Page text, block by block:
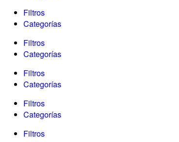
Filtros
Categorías
Filtros
Categorías
Filtros
Categorías
Filtros
Categorías
Filtros